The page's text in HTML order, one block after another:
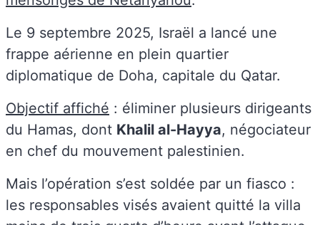
Le 9 septembre 2025, Israël a lancé une
frappe aérienne en plein quartier
diplomatique de Doha, capitale du Qatar.
Objectif affiché : éliminer plusieurs dirigeants
du Hamas, dont Khalil al-Hayya, négociateur
en chef du mouvement palestinien.
Mais l’opération s’est soldée par un fiasco :
les responsables visés avaient quitté la villa